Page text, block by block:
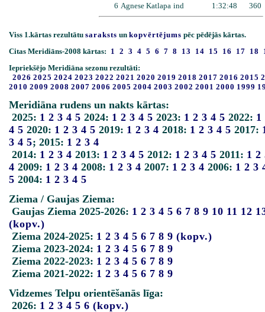
6 Agnese Katlapa ind 1:32:48 360
Viss 1.kārtas rezultātu saraksts un kopvērtējums pēc pēdējās kārtas.
Citas Meridiāns-2008 kārtas: 1 2 3 4 5 6 7 8 13 14 15 16 17 18
Iepriekšējo Meridiāna sezonu rezultāti:
2026 2025 2024 2023 2022 2021 2020 2019 2018 2017 2016 2015
2010 2009 2008 2007 2006 2005 2004 2003 2002 2001 2000 1999
Meridiāna rudens un nakts kārtas:
2025: 1 2 3 4 5 2024: 1 2 3 4 5 2023: 1 2 3 4 5 2022: 1
4 5 2020: 1 2 3 4 5 2019: 1 2 3 4 2018: 1 2 3 4 5 2017:
3 4 5; 2015: 1 2 3 4
2014: 1 2 3 4 2013: 1 2 3 4 5 2012: 1 2 3 4 5 2011: 1 2
4 2009: 1 2 3 4 2008: 1 2 3 4 2007: 1 2 3 4 2006: 1 2 3
5 2004: 1 2 3 4 5
Ziema / Gaujas Ziema:
Gaujas Ziema 2025-2026: 1 2 3 4 5 6 7 8 9 10 11 12
(kopv.)
Ziema 2024-2025: 1 2 3 4 5 6 7 8 9 (kopv.)
Ziema 2023-2024: 1 2 3 4 5 6 7 8 9
Ziema 2022-2023: 1 2 3 4 5 6 7 8 9
Ziema 2021-2022: 1 2 3 4 5 6 7 8 9
Vidzemes Telpu orientēšanās līga:
2026: 1 2 3 4 5 6 (kopv.)